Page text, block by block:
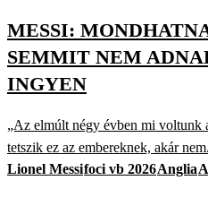
MESSI:
SEMMIT NEM
INGYEN
„Az elmúlt négy évben mi voltunk
tetszik ez az embereknek, akár
Lionel Messifoci vb 2026Anglia